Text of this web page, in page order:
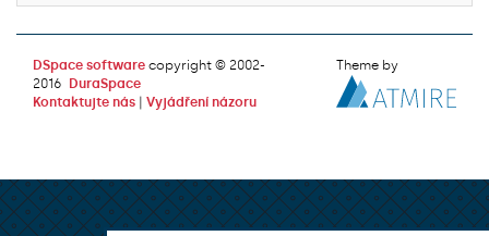
DSpace software copyright © 2002-
2016
DuraSpace
Kontaktujte nás
Vyjádření názoru
Theme by